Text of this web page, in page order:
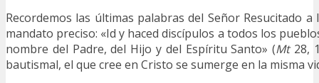
Recordemos las últimas palabras del Señor Resucitado
mandato preciso: «Id y haced discípulos a todos los
nombre del Padre, del Hijo y del Espíritu Santo» (Mt28,
bautismal, el que cree en Cristo se sumerge en la misma